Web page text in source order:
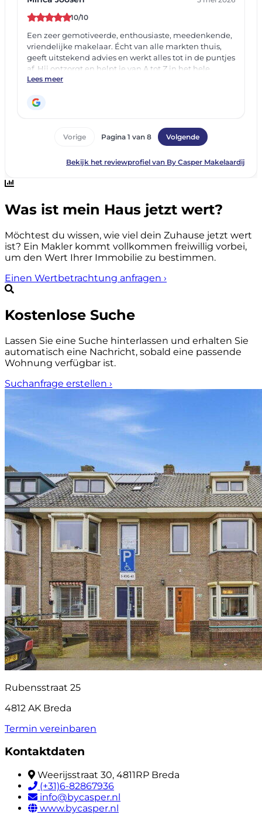
Was ist mein Haus jetzt wert?
Möchtest du wissen, wie viel dein Zuhause jetzt wert
ist? Ein Makler kommt vollkommen freiwillig vorbei,
um den Wert Ihrer Immobilie zu bestimmen.
Einen Wertbetrachtung anfragen ›
Kostenlose Suche
Lassen Sie eine Suche hinterlassen und erhalten Sie
automatisch eine Nachricht, sobald eine passende
Wohnung verfügbar ist.
Suchanfrage erstellen ›
Rubensstraat 25
4812 AK Breda
Termin vereinbaren
Kontaktdaten
Weerijsstraat 30, 4811RP Breda
(+31)6-82867936
info@bycasper.nl
www.bycasper.nl